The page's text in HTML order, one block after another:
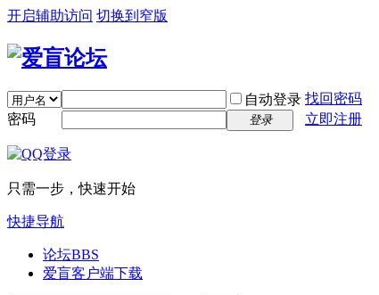
开启辅助访问 切换到窄版
自动登录 找回密码
密码
登录 立即注册
只需一步，快速开始
快捷导航
论坛BBS
爱盲客户端下载